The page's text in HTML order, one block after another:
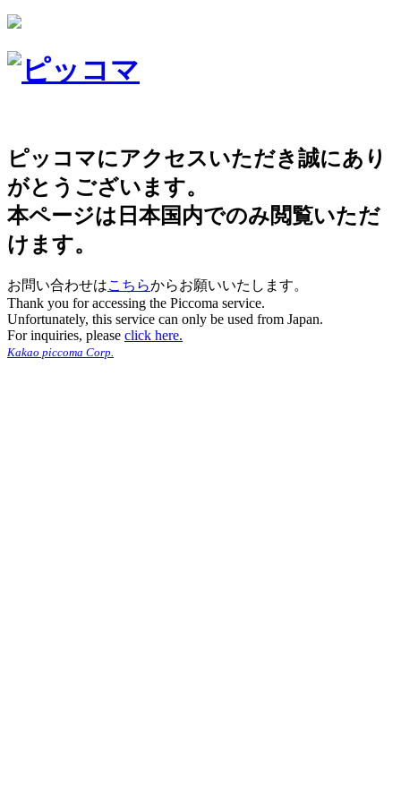
ピッコマにアクセスいただき誠にあり
がとうございます。
本ページは日本国内でのみ閲覧いただ
けます。
お問い合わせはこちらからお願いいたします。
Thank you for accessing the Piccoma service.
Unfortunately, this service can only be used from Japan.
For inquiries, please click here.
Kakao piccoma Corp.